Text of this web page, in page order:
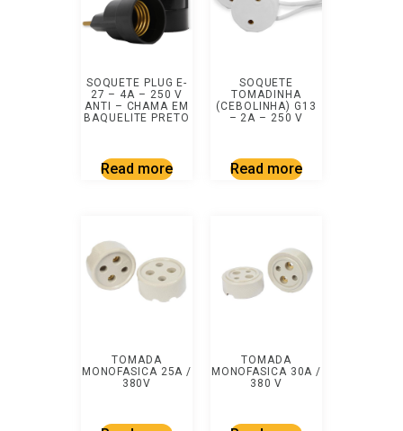
SOQUETE PLUG E-
27 – 4A – 250 V
ANTI – CHAMA EM
BAQUELITE PRETO
Read more
SOQUETE
TOMADINHA
(CEBOLINHA) G13
– 2A – 250 V
Read more
TOMADA
MONOFASICA 25A /
380V
TOMADA
MONOFASICA 30A /
380 V